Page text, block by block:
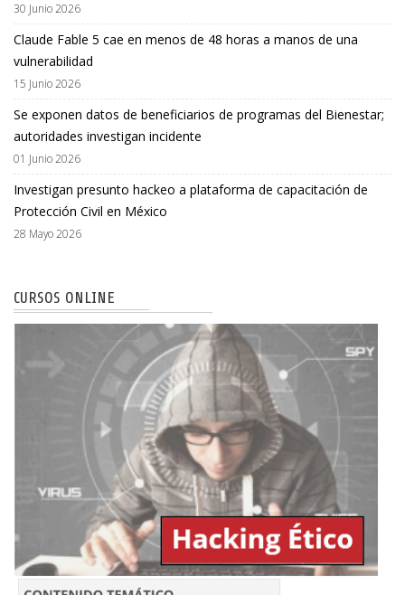
30 Junio 2026
Claude Fable 5 cae en menos de 48 horas a manos de una
vulnerabilidad
15 Junio 2026
Se exponen datos de beneficiarios de programas del Bienestar;
autoridades investigan incidente
01 Junio 2026
Investigan presunto hackeo a plataforma de capacitación de
Protección Civil en México
28 Mayo 2026
CURSOS ONLINE